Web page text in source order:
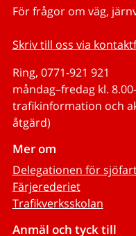
För frågor om väg,
Skriv till oss via
Ring, 0771-921 921
måndag–fredag kl.
trafikinformation och
åtgärd)
Mer om
Delegationen för
Färjerederiet
Trafikverksskolan
Anmäl och tyck till